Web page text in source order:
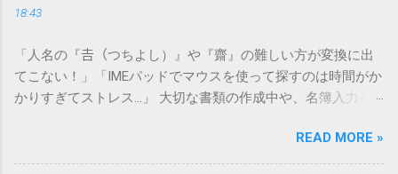
18:43
「人名の『𠮷（つちよし）』や『齋』の難しい方が変換に出
てこない！」「IMEパッドでマウスを使って探すのは時間がか
かりすぎてストレス…」 大切な書類の作成中や、名簿入力を
てしまいますよね。多くの人が「IMEパッド（手書き入力）」
を使いますが、実はマウスで一画ずつ書くのは非効率です
READ MORE »